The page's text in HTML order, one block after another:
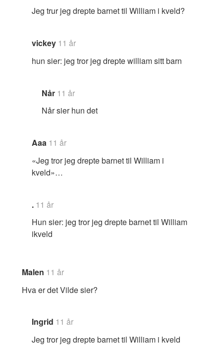
Jeg trur jeg drepte barnet til William i kveld?
vickey 11 år
hun sier: jeg tror jeg drepte william sitt barn
Når 11 år
Når sier hun det
Aaa 11 år
«Jeg tror jeg drepte barnet til William i
kveld»…
. 11 år
Hun sier: jeg tror jeg drepte barnet til William
ikveld
Malen 11 år
Hva er det Vilde sier?
Ingrid 11 år
Jeg tror jeg drepte barnet til William i kveld